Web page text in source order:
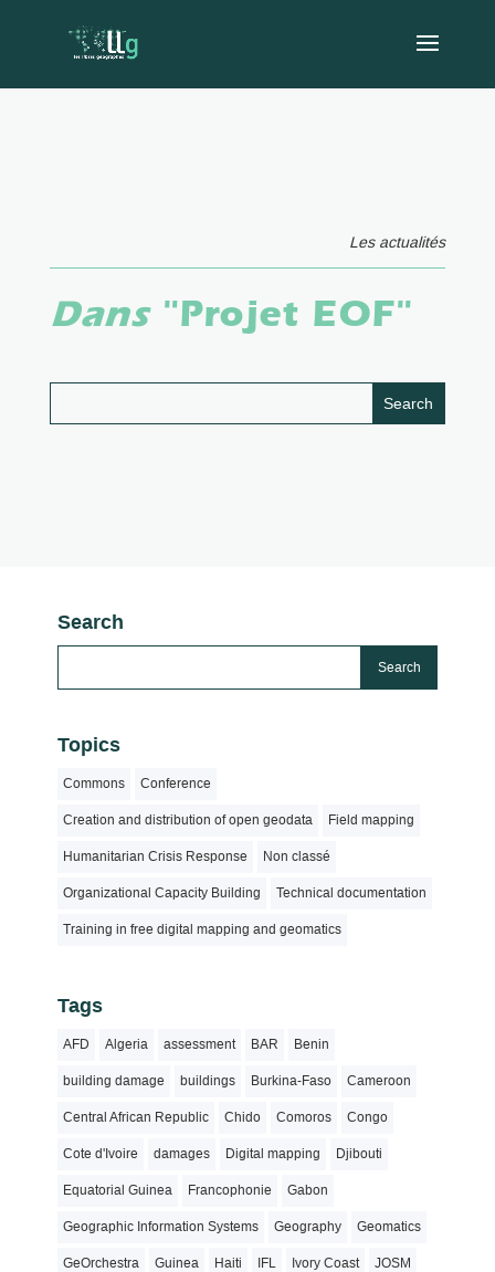
Les actualités
Dans"Projet EOF"
Search
Topics
Commons Conference
Creation and distribution of open geodata Field mapping
Humanitarian Crisis Response Non classé
Organizational Capacity Building Technical documentation
Training in free digital mapping and geomatics
Tags
AFD Algeria assessment BAR Benin
building damage buildings Burkina-Faso Cameroon
Central African Republic Chido Comoros Congo
Cote d'Ivoire damages Digital mapping Djibouti
Equatorial Guinea Francophonie Gabon
Geographic Information Systems Geography Geomatics
GeOrchestra Guinea Haiti IFL Ivory Coast JOSM